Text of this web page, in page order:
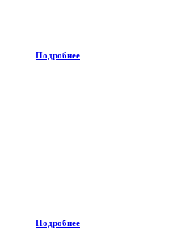
Подробнее
Подробнее